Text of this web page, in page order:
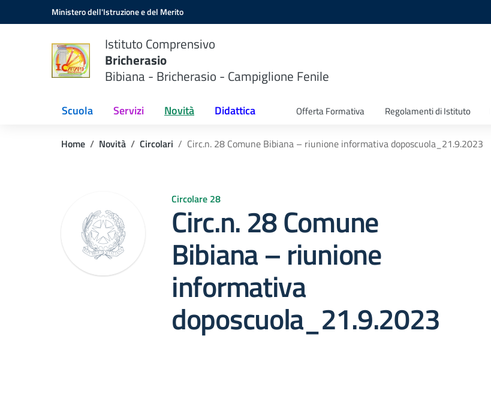
Vai ai contenuti
Vai al menu di navigazioneMinistero dell'Istruzione e del Merito
Istituto Comprensivo
Bricherasio
Bibiana - Bricherasio - Campiglione Fenile
Scuola Servizi Novità Didattica Offerta Formativa Regolamenti di Istituto
Home Novità Circolari Circ.n. 28 Comune Bibiana – riunione informativa doposcuola_21.9.2023
Circolare 28
Circ.n. 28 Comune
Bibiana – riunione
informativa
doposcuola_21.9.2023